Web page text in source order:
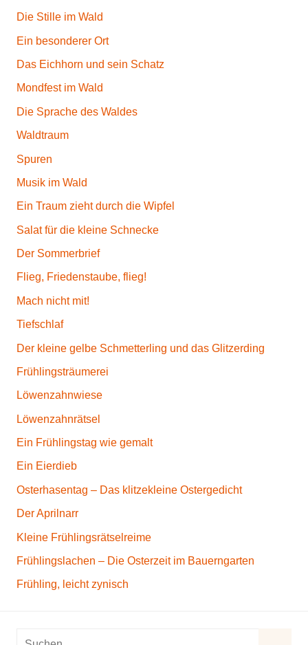
Die Stille im Wald
Ein besonderer Ort
Das Eichhorn und sein Schatz
Mondfest im Wald
Die Sprache des Waldes
Waldtraum
Spuren
Musik im Wald
Ein Traum zieht durch die Wipfel
Salat für die kleine Schnecke
Der Sommerbrief
Flieg, Friedenstaube, flieg!
Mach nicht mit!
Tiefschlaf
Der kleine gelbe Schmetterling und das Glitzerding
Frühlingsträumerei
Löwenzahnwiese
Löwenzahnrätsel
Ein Frühlingstag wie gemalt
Ein Eierdieb
Osterhasentag – Das klitzekleine Ostergedicht
Der Aprilnarr
Kleine Frühlingsrätselreime
Frühlingslachen – Die Osterzeit im Bauerngarten
Frühling, leicht zynisch